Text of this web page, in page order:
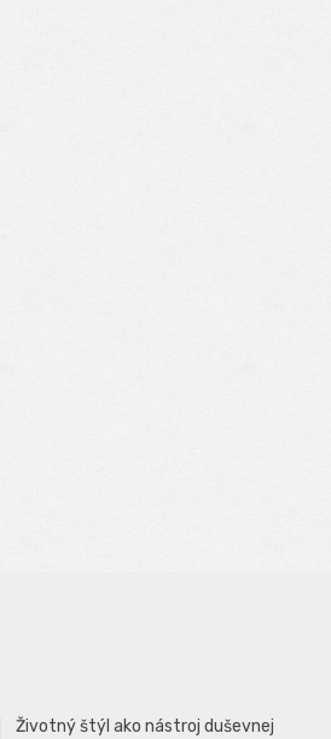
Životný štýl ako nástroj duševnej